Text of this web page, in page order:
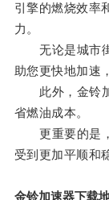
引擎的燃烧效率
力。
无论是城市街
助您更快地加速
此外，金铃加
省燃油成本。
更重要的是，
受到更加平顺和
金铃加速器下载